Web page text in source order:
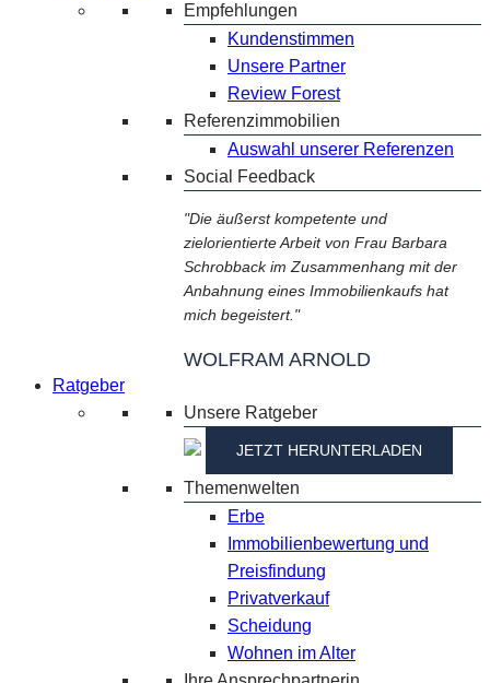
Empfehlungen
Kundenstimmen
Unsere Partner
Review Forest
Referenzimmobilien
Auswahl unserer Referenzen
Social Feedback
"Die äußerst kompetente und
zielorientierte Arbeit von Frau Barbara
Schrobback im Zusammenhang mit der
Anbahnung eines Immobilienkaufs hat
mich begeistert."
WOLFRAM ARNOLD
Ratgeber
Unsere Ratgeber
JETZT HERUNTERLADEN
Themenwelten
Erbe
Immobilienbewertung und
Preisfindung
Privatverkauf
Scheidung
Wohnen im Alter